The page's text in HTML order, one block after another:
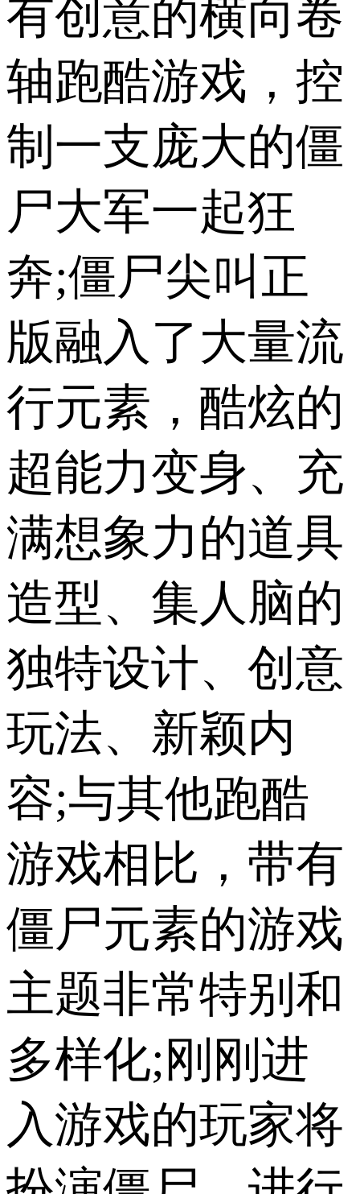
有创意的横向卷
轴跑酷游戏，控
制一支庞大的僵
尸大军一起狂
奔;僵尸尖叫正
版融入了大量流
行元素，酷炫的
超能力变身、充
满想象力的道具
造型、集人脑的
独特设计、创意
玩法、新颖内
容;与其他跑酷
游戏相比，带有
僵尸元素的游戏
主题非常特别和
多样化;刚刚进
入游戏的玩家将